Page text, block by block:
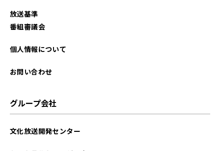
放送基準
番組審議会
個人情報について
お問い合わせ
グループ会社
文化放送開発センター